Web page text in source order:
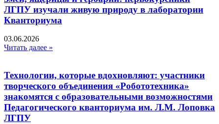
ЛГПУ изучали живую природу в лаборатории
Кванториума
03.06.2026
Читать далее »
Технологии, которые вдохновляют: участники
творческого объединения «Робототехника»
знакомятся с образовательными возможностями
Педагогического кванториума им. Л.М. Лоповка
ЛГПУ